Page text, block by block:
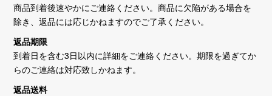
商品到着後速やかにご連絡ください。商品に欠陥がある場合を
除き、返品には応じかねますのでご了承ください。
返品期限
到着日を含む3日以内に詳細をご連絡ください。期限を過ぎてか
らのご連絡は対応致しかねます。
返品送料